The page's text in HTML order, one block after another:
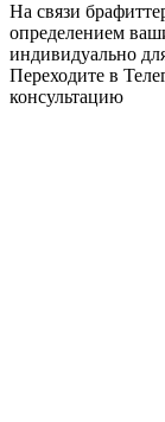
На связи
определением
индивидуально
Переходите в
консультацию